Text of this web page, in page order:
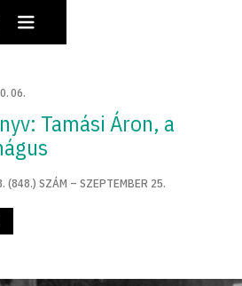
.06.
Tamási Áron, a
(848.) SZÁM – SZEPTEMBER 25.